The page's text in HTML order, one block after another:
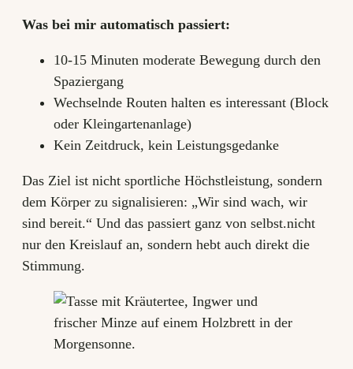
Was bei mir automatisch passiert:
10-15 Minuten moderate Bewegung durch den
Spaziergang
Wechselnde Routen halten es interessant (Block
oder Kleingartenanlage)
Kein Zeitdruck, kein Leistungsgedanke
Das Ziel ist nicht sportliche Höchstleistung, sondern
dem Körper zu signalisieren: „Wir sind wach, wir
sind bereit.“ Und das passiert ganz von selbst.nicht
nur den Kreislauf an, sondern hebt auch direkt die
Stimmung.